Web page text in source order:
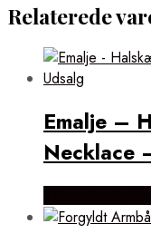
Relaterede
Emalje –
Necklace